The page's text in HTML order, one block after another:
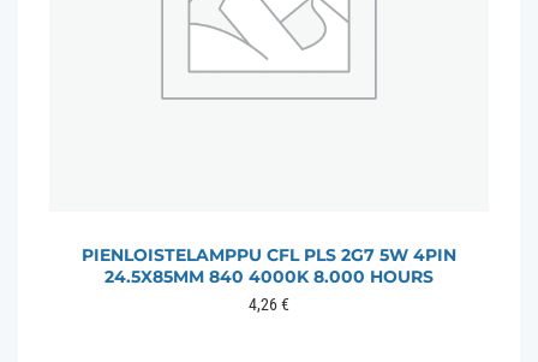
PIENLOISTELAMPPU CFL PLS 2G7 5W 4PIN
24.5X85MM 840 4000K 8.000 HOURS
4,26€